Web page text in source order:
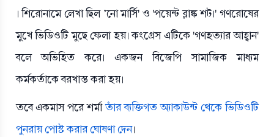
। শিরোনামে লেখা ছিল 'নো মার্সি' ও 'পয়েন্ট ব্লাঙ্ক শট।' গণরোষের
মুখে ভিডিওটি মুছে ফেলা হয়। কংগ্রেস এটিকে 'গণহত্যার আহ্বান'
বলে অভিহিত করে। একজন বিজেপি সামাজিক মাধ্যম
কর্মকর্তাকে বরখাস্ত করা হয়।
তবে একমাস পরে শর্মাতাঁর ব্যক্তিগত অ্যাকাউন্ট থেকে ভিডিওটি
পুনরায় পোস্ট করার ঘোষণা দেন।